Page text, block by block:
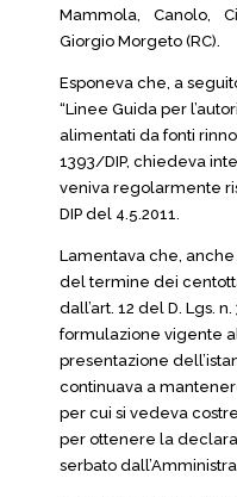
Mammola, Canolo,
Giorgio Morgeto (RC).
Esponeva che, a
“Linee Guida per
alimentati da fonti
1393/DIP, chiedeva
veniva regolarmente
DIP del 4.5.2011.
Lamentava che,
del termine dei
dall’art. 12 del D. Lgs.
formulazione vigente
presentazione
continuava a
per cui si vedeva
per ottenere la
serbato